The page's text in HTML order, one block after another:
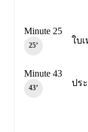
ใบ
Minute 25
25‎’‎
ปร
Minute 43
43‎’‎